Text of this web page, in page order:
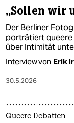
„Sollen wir
Der Berliner
porträtiert queere
über Intimität
Interview von Erik
30.5.2026
Queere Debatten